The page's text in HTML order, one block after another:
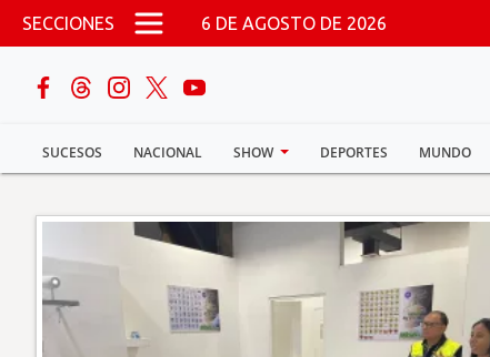
Pasar al contenido principal
SECCIONES 6 DE AGOSTO DE 2026
SUCESOS NACIONAL SHOW DEPORTES MUNDO
buscar
Sucesos
Nacional
Política
Show